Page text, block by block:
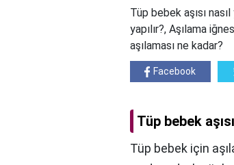
Tüp bebek aşısı
yapılır?, Aşılama
aşılaması ne kadar?
Facebook
Tüp bebek
Tüp bebek için